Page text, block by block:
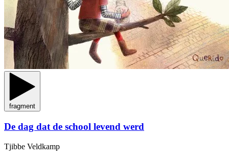
fragment
De dag dat de school levend werd
Tjibbe Veldkamp